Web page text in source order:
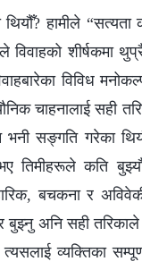
हामीले
विवाहको
विविध
चाहनालाई सही
सङ्गति गरेका
तिमीहरूले कति
बचकना र
अनि सही तरिकाले
व्यक्तिका